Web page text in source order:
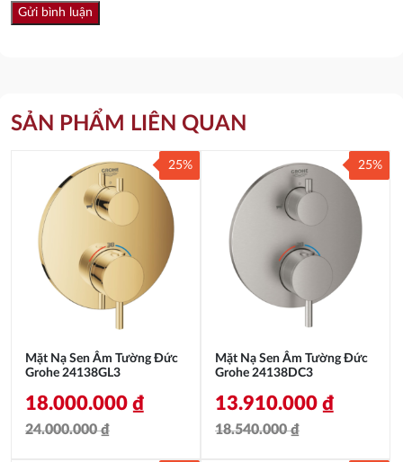
SẢN PHẨM LIÊN QUAN
Mặt Nạ Sen Âm Tường Đức
Grohe 24138GL3
24.000.000₫
18.000.000 ₫
25%
Mặt Nạ Sen Âm Tường Đức
Grohe 24138DC3
18.540.000₫
13.910.000 ₫
25%